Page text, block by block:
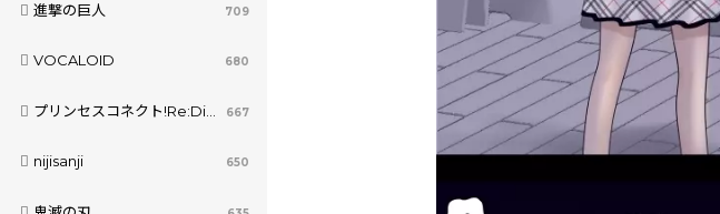
進撃の巨人 709
VOCALOID 680
プリンセスコネクト!Re:Dive 667
nijisanji 650